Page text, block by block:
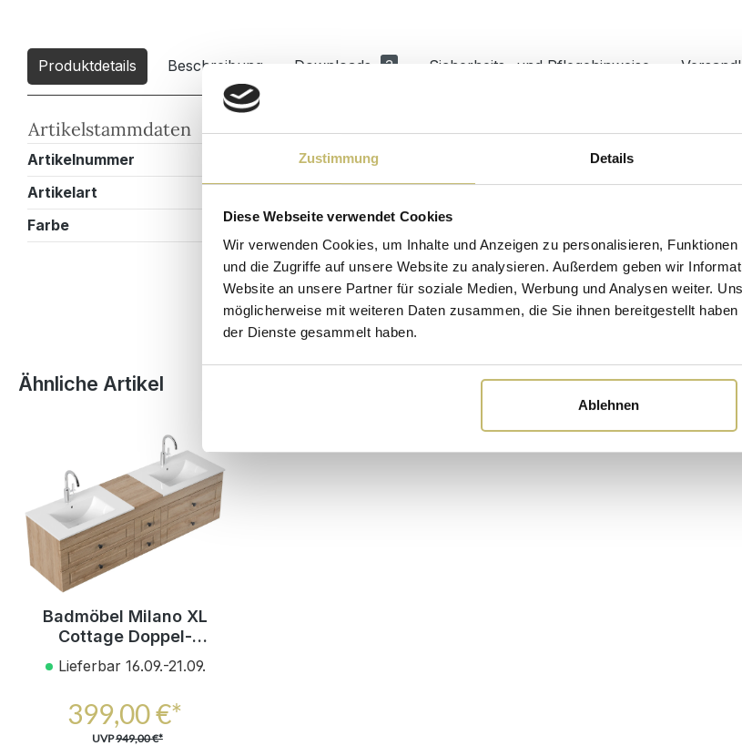
Zustimmung Details
Diese Webseite verwendet Cookies
Wir verwenden Cookies, um Inhalte und Anzeigen zu personalisieren,
und die Zugriffe auf unsere Website zu analysieren. Außerdem geben wir
Website an unsere Partner für soziale Medien, Werbung und Analysen weiter.
möglicherweise mit weiteren Daten zusammen, die Sie ihnen bereitgestellt
der Dienste gesammelt haben.
Ablehnen
Produktdetails Beschreibung Downloads 3 Sicherheits- und Pflegehinweise
Artikelstammdaten
Artikelnummer
MILANOXL000214DE
Artikelart
Farbe
Eiche hell
Maßangaben
Breite
Waschbecken
Material
Produktgalerie überspringen
Ähnliche Artikel
Badmöbel Milano XL
Cottage Doppel-
Waschbecken SoftClose
eiche hell
Lieferbar 16.09.-21.09.
399,00 €*
UVP949,00 €*